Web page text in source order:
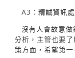
A3：精誠資訊
沒有人會故意
分析，主管也要
策方面，希望第